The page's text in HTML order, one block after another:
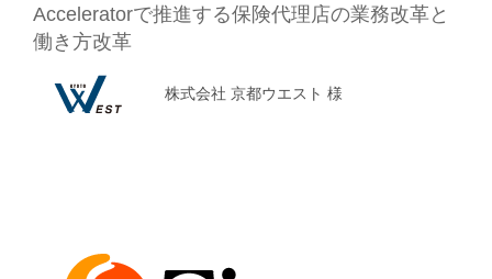
Acceleratorで推進する保険代理店の業務改革と
働き方改革
株式会社 京都ウエスト 様